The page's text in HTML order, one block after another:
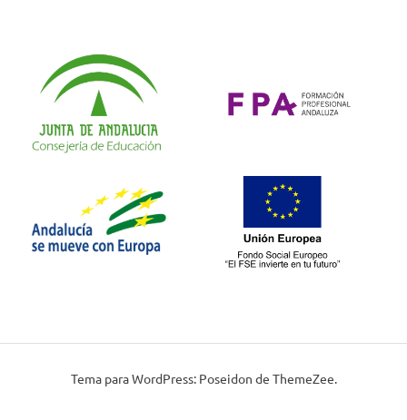
Tema para WordPress: Poseidon de ThemeZee.